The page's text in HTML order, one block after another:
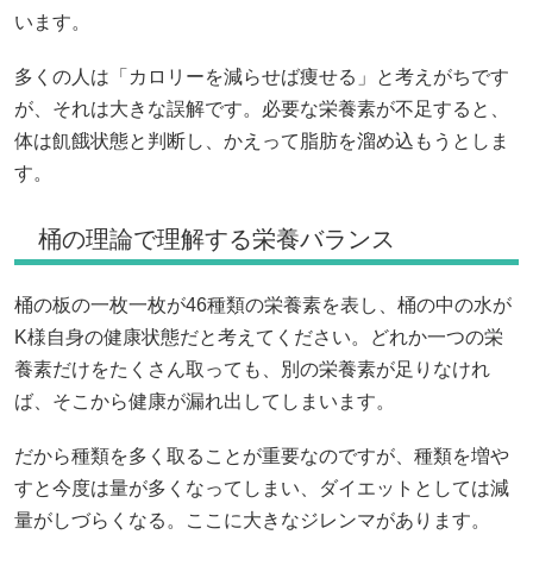
います。
多くの人は「カロリーを減らせば痩せる」と考えがちです
が、それは大きな誤解です。必要な栄養素が不足すると、
体は飢餓状態と判断し、かえって脂肪を溜め込もうとしま
す。
桶の理論で理解する栄養バランス
桶の板の一枚一枚が46種類の栄養素を表し、桶の中の水が
K様自身の健康状態だと考えてください。どれか一つの栄
養素だけをたくさん取っても、別の栄養素が足りなけれ
ば、そこから健康が漏れ出してしまいます。
だから種類を多く取ることが重要なのですが、種類を増や
すと今度は量が多くなってしまい、ダイエットとしては減
量がしづらくなる。ここに大きなジレンマがあります。